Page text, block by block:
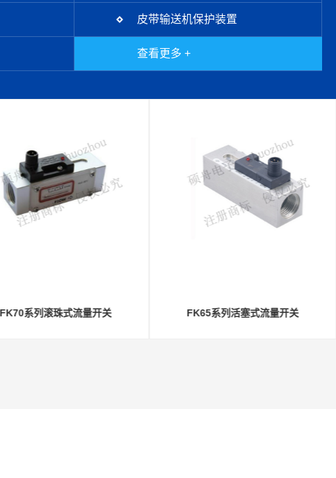
皮带输送机保护装置
查看更多 +
FK65系列活塞式流量开关 FD136系列挡板式流量开关